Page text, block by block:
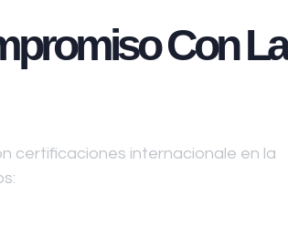
Con La
certificaciones internacionale en la